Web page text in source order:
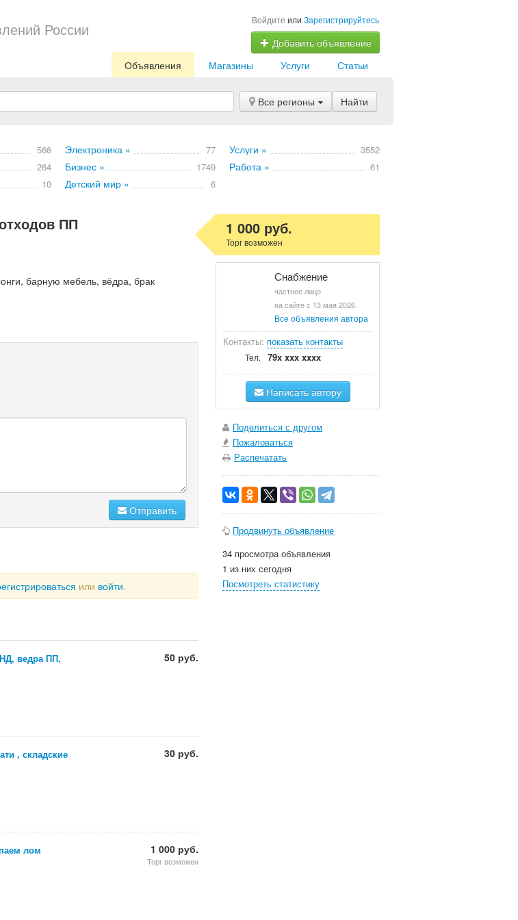
России Войдите или Зарегистрируйтесь
Добавить объявление
Статьи
Услуги
Магазины
Объявления
Все регионы Найти
566 Электроника » 77 Услуги » 3552
264 Бизнес » 1749 Работа » 61
10 Детский мир » 6
ПП
барную мебель, вёдра, брак
Отправить
или войти.
ведра ПП,
50 руб.
, складские
30 руб.
лом
1 000 руб.
Торг возможен
1 000 руб.
Торг возможен
Снабжение
частное лицо
на сайте с 13 мая 2026
Все объявления автора
Контакты: показать контакты
Тел. 79x xxx xxxx
Написать автору
Поделиться с другом
Пожаловаться
Распечатать
Продвинуть объявление
34 просмотра объявления
1 из них сегодня
Посмотреть статистику